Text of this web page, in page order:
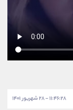
۱۱:۴۶:۲۸ - ۲۸ شهریور ۱۴۰۱